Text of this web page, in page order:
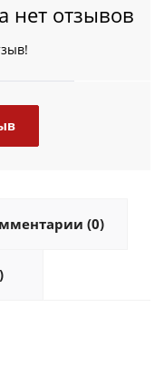
нет отзывов
(0)